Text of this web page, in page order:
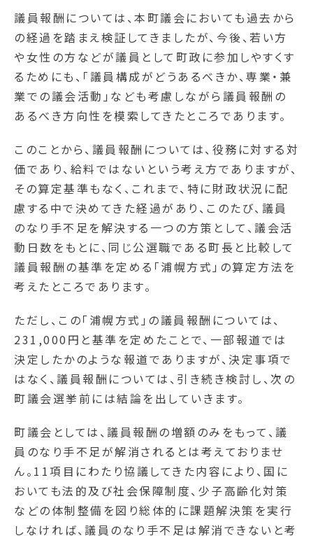
議員報酬については、本町議会においても過去から
の経過を踏まえ検証してきましたが、今後、若い方
や女性の方などが議員として町政に参加しやすくす
るためにも、「議員構成がどうあるべきか、専業・兼
業での議会活動」なども考慮しながら議員報酬の
あるべき方向性を模索してきたところであります。
このことから、議員報酬については、役務に対する対
価であり、給料ではないという考え方でありますが、
その算定基準もなく、これまで、特に財政状況に配
慮する中で決めてきた経過があり、このたび、議員
のなり手不足を解決する一つの方策として、議会活
動日数をもとに、同じ公選職である町長と比較して
議員報酬の基準を定める「浦幌方式」の算定方法を
考えたところであります。
ただし、この「浦幌方式」の議員報酬については、
231,000円と基準を定めたことで、一部報道では
決定したかのような報道でありますが、決定事項で
はなく、議員報酬については、引き続き検討し、次の
町議会選挙前には結論を出していきます。
町議会としては、議員報酬の増額のみをもって、議
員のなり手不足が解消されるとは考えておりませ
ん。11項目にわたり協議してきた内容により、国に
おいても法的及び社会保障制度、少子高齢化対策
などの体制整備を図り総体的に課題解決策を実行
しなければ、議員のなり手不足は解消できないと考